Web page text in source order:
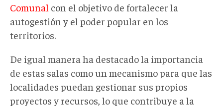
Comunal con el objetivo de fortalecer la
autogestión y el poder popular en los
territorios.
De igual manera ha destacado la importancia
de estas salas como un mecanismo para que las
localidades puedan gestionar sus propios
proyectos y recursos, lo que contribuye a la